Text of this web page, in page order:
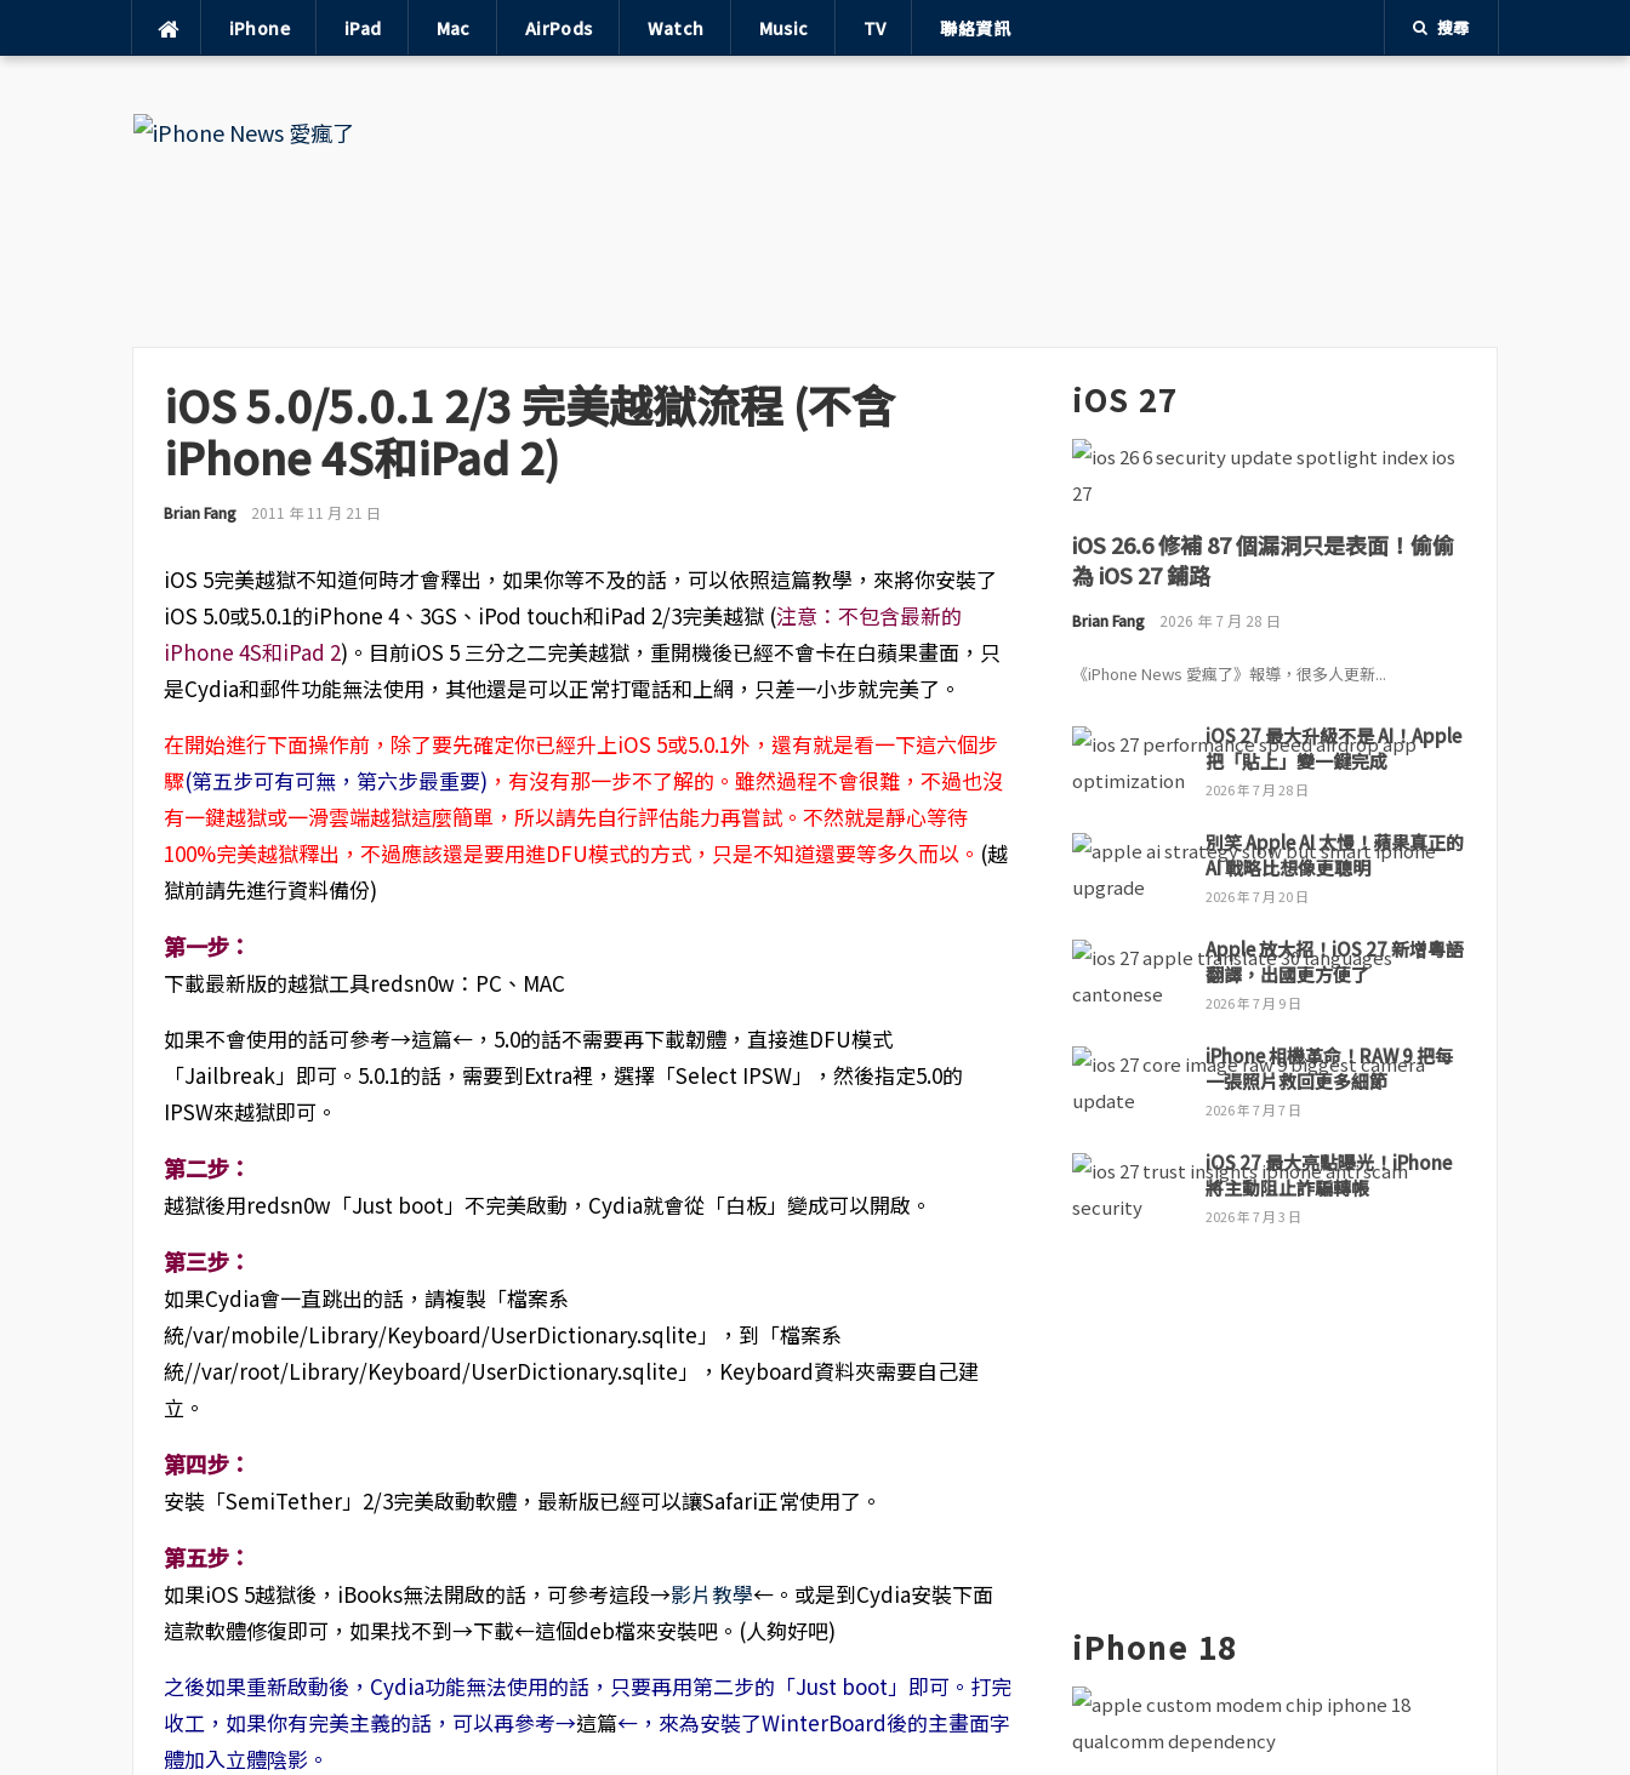
iPhone iPad Mac AirPods Watch Music TV 聯絡資訊 搜尋
iOS 5.0/5.0.1 2/3 完美越獄流程 (不含
iPhone 4S和iPad 2)
Brian Fang 2011 年 11 月 21 日
iOS 5完美越獄不知道何時才會釋出，如果你等不及的話，可以依照這篇教學，來將你安裝了
iOS 5.0或5.0.1的iPhone 4、3GS、iPod touch和iPad 2/3完美越獄 (注意：不包含最新的
iPhone 4S和iPad 2)。目前iOS 5 三分之二完美越獄，重開機後已經不會卡在白蘋果畫面，只
是Cydia和郵件功能無法使用，其他還是可以正常打電話和上網，只差一小步就完美了。
在開始進行下面操作前，除了要先確定你已經升上iOS 5或5.0.1外，還有就是看一下這六個步
驟(第五步可有可無，第六步最重要) ，有沒有那一步不了解的。雖然過程不會很難，不過也沒
有一鍵越獄或一滑雲端越獄這麼簡單，所以請先自行評估能力再嘗試。不然就是靜心等待
100%完美越獄釋出，不過應該還是要用進DFU模式的方式，只是不知道還要等多久而以。 (越
獄前請先進行資料備份)
第一步：
下載最新版的越獄工具redsn0w：PC、MAC
如果不會使用的話可參考→這篇←，5.0的話不需要再下載韌體，直接進DFU模式
「Jailbreak」即可。5.0.1的話，需要到Extra裡，選擇「Select IPSW」，然後指定5.0的
IPSW來越獄即可。
第二步：
越獄後用redsn0w「Just boot」不完美啟動，Cydia就會從「白板」變成可以開啟。
第三步：
如果Cydia會一直跳出的話，請複製「檔案系
統/var/mobile/Library/Keyboard/UserDictionary.sqlite」，到「檔案系
統//var/root/Library/Keyboard/UserDictionary.sqlite」，Keyboard資料夾需要自己建
立。
第四步：
安裝「SemiTether」2/3完美啟動軟體，最新版已經可以讓Safari正常使用了。
第五步：
如果iOS 5越獄後，iBooks無法開啟的話，可參考這段→影片教學←。或是到Cydia安裝下面
這款軟體修復即可，如果找不到→下載←這個deb檔來安裝吧。(人夠好吧)
之後如果重新啟動後，Cydia功能無法使用的話，只要再用第二步的 「Just boot」即可。打完
收工，如果你有完美主義的話，可以再參考→這篇←，來為安裝了WinterBoard後的主畫面字
體加入立體陰影。
iOS 27
iOS 26.6 修補 87 個漏洞只是表面！偷偷
為 iOS 27 鋪路
Brian Fang 2026 年 7 月 28 日
《iPhone News 愛瘋了》報導，很多人更新...
iOS 27 最大升級不是 AI！Apple
把「貼上」變一鍵完成
2026 年 7 月 28 日
別笑 Apple AI 太慢！蘋果真正的
AI 戰略比想像更聰明
2026 年 7 月 20 日
Apple 放大招！iOS 27 新增粵語
翻譯，出國更方便了
2026 年 7 月 9 日
iPhone 相機革命！RAW 9 把每
一張照片救回更多細節
2026 年 7 月 7 日
iOS 27 最大亮點曝光！iPhone
將主動阻止詐騙轉帳
2026 年 7 月 3 日
iPhone 18